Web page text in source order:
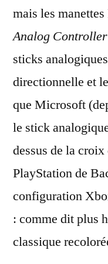
mais les
Analog Controller
sticks
directionnelle et
que Microsoft
le stick
dessus de la
PlayStation de
configuration
: comme dit plus
classique